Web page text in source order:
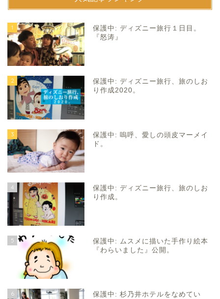
1
保護中: ディズニー旅行１日目。
『怒涛』
2
保護中: ディズニー旅行、旅のしお
り作成2020。
3
保護中: 嗚呼、愛しの頭皮マーメイ
ド。
4
保護中: ディズニー旅行、旅のしお
り作成。
5
保護中: ムスメに描いた手作り絵本
『わらいました』公開。
6
保護中: 杉乃井ホテルをなめてい